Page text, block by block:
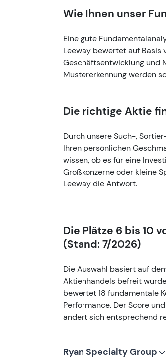
Wie Ihnen unser
Eine gute
Leeway bewertet auf Basis
Geschäftsentwicklung und
Mustererkennung werden
Die richtige Aktie
Durch unsere Such-,
Ihren persönlichen
wissen, ob es für eine
Großkonzerne oder kleine
Leeway die Antwort.
Die Plätze 6 bis 10
(Stand: 7/2026)
Die Auswahl basiert auf
Aktienhandels befreit
bewertet 18 fundamentale
Performance. Der Score
ändert sich entsprechend
Ryan Specialty Group